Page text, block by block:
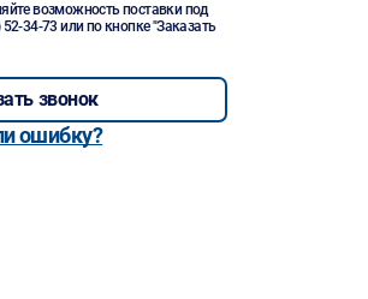
возможность поставки под
52-34-73 или по кнопке "Заказать
звонок
ошибку?